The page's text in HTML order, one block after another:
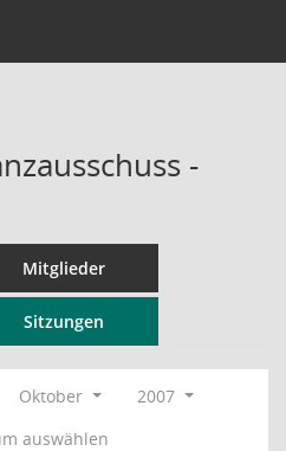
-
Mitglieder
Sitzungen
Oktober
2007
auswählen